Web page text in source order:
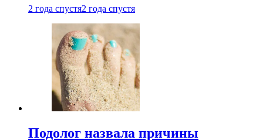
2 года спустя2 года спустя
Подолог назвала причины